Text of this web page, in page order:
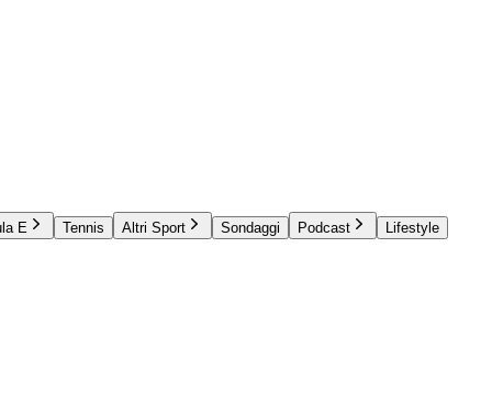
E Tennis Altri Sport Sondaggi Podcast Lifestyle